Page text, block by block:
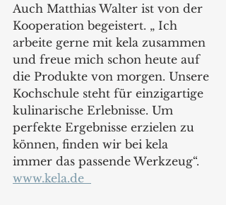
Auch Matthias Walter ist von der
Kooperation begeistert. „ Ich
arbeite gerne mit kela zusammen
und freue mich schon heute auf
die Produkte von morgen. Unsere
Kochschule steht für einzigartige
kulinarische Erlebnisse. Um
perfekte Ergebnisse erzielen zu
können, finden wir bei kela
immer das passende Werkzeug“.
www.kela.de